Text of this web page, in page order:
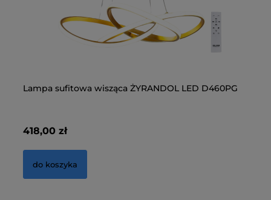
Lampa sufitowa wisząca ŻYRANDOL LED D460PG
418,00 zł
do koszyka